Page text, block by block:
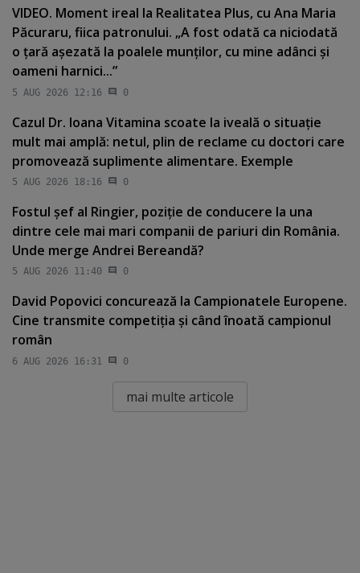
VIDEO. Moment ireal la Realitatea Plus, cu Ana Maria
Păcuraru, fiica patronului. „A fost odată ca niciodată
o ţară aşezată la poalele munţilor, cu mine adânci şi
oameni harnici...”
5 AUG 2026 12:16 0
Cazul Dr. Ioana Vitamina scoate la iveală o situaţie
mult mai amplă: netul, plin de reclame cu doctori care
promovează suplimente alimentare. Exemple
5 AUG 2026 18:16 0
Fostul şef al Ringier, poziţie de conducere la una
dintre cele mai mari companii de pariuri din România.
Unde merge Andrei Bereandă?
5 AUG 2026 11:40 0
David Popovici concurează la Campionatele Europene.
Cine transmite competiţia şi când înoată campionul
român
6 AUG 2026 16:31 0
mai multe articole